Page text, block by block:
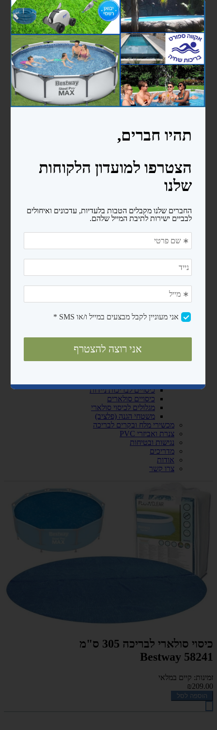
נגישות ובטיחות
מדריכים
אודות
צרו קשר
עוד...
בריכות ניידות bestway
בריכות פוליאתילן
בריכה 3X6X1.5
כימיקלים ואביזרי ניקיון לבריכה
סולמות ומעקות
סולמות
בריכות פיברגלס
חימום המים
משאבות לבריכות שחיה
משאבות לבריכות ניידות
משאבות לבריכות בנויות
רובוטים ושואבים
רובוטים
פילטרים ומסננים
מסנני חול
פילטרים קרטריג'
כיסויים לבריכות ניידות
כיסויים סולארים
מגלולים לכיסוי סולארי
משטחי הגנה (פלציב)
מכשירי מלח ובקרים לבריכה
צנרת ואביזרי PVC
נגישות ובטיחות
מדריכים
אודות
צרו קשר
כיסוי סולארי לבריכה 305 ס"מ
Bestway 58241
זמינות: קיים במלאי
₪209.00
הוספה לסל